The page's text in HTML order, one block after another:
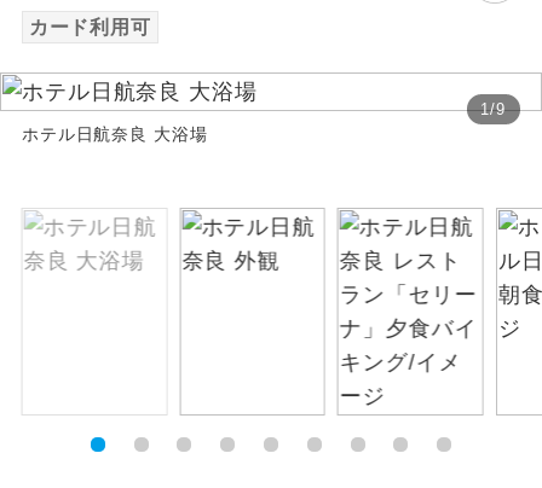
カード利用可
1/9
ホテル日航奈良 大浴場
然遺産を訪ねるコースです。
絶景 絶景スポットに立ち寄るコースです。
温泉 温泉地にも宿泊するコースです。
露天風呂
ご宿泊ホテルに露天風呂が付いていま
ご宿泊ホテルに大浴場が付いています。
全食事付き
全てのお食事が付いていますので、お食
事の心配はいりません。（機内食を除